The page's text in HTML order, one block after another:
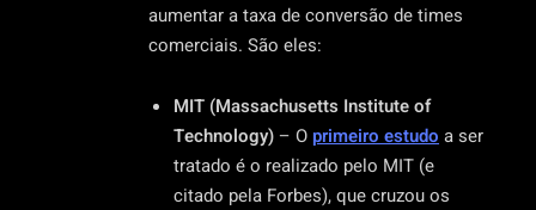
aumentar a taxa de conversão de times
comerciais. São eles:
MIT (Massachusetts Institute of
Technology) – Oprimeiro estudo a ser
tratado é o realizado pelo MIT (e
citado pela Forbes), que cruzou os